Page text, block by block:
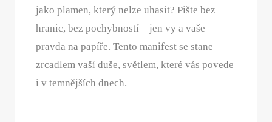
jako plamen, který nelze uhasit? Pište bez
hranic, bez pochybností – jen vy a vaše
pravda na papíře. Tento manifest se stane
zrcadlem vaší duše, světlem, které vás povede
i v temnějších dnech.